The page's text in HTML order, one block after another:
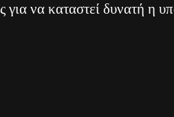
για να καταστεί δυνατή η